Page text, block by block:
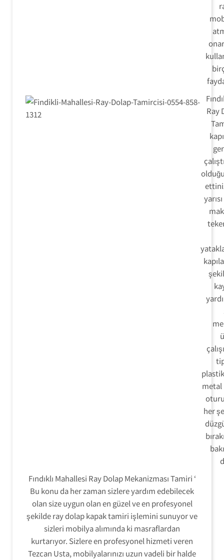
Ray
metal
her
Fındıklı Mahallesi Ray Dolap Mekanizması Tamiri ‘
Bu konu da her zaman sizlere yardım edebilecek
olan size uygun olan en güzel ve en profesyonel
şekilde ray dolap kapak tamiri işlemini sunuyor ve
sizleri mobilya alımında ki masraflardan
kurtarıyor. Sizlere en profesyonel hizmeti veren
Tezcan Usta, mobilyalarınızı uzun vadeli bir halde